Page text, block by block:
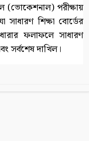
পরীক্ষায়
শিক্ষা বোর্ডের
ফলাফলে সাধারণ
সর্বশেষ দাখিল।